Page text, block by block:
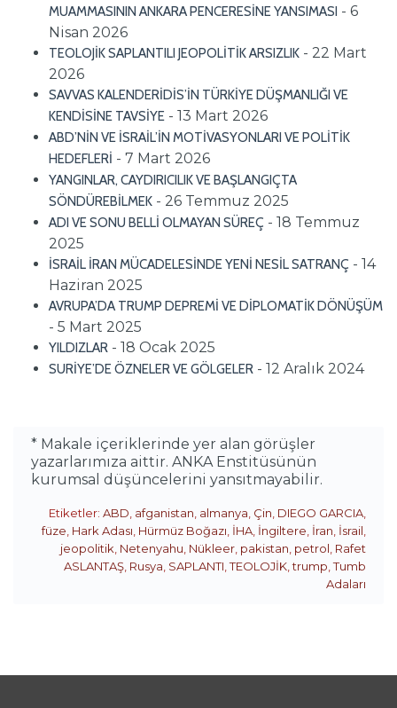
MUAMMASININ ANKARA PENCERESİNE YANSIMASI - 6
Nisan 2026
TEOLOJİK SAPLANTILI JEOPOLİTİK ARSIZLIK - 22 Mart
2026
SAVVAS KALENDERİDİS’İN TÜRKİYE DÜŞMANLIĞI VE
KENDİSİNE TAVSİYE - 13 Mart 2026
ABD’NİN VE İSRAİL’İN MOTİVASYONLARI VE POLİTİK
HEDEFLERİ - 7 Mart 2026
YANGINLAR, CAYDIRICILIK VE BAŞLANGIÇTA
SÖNDÜREBİLMEK - 26 Temmuz 2025
ADI VE SONU BELLİ OLMAYAN SÜREÇ - 18 Temmuz
2025
İSRAİL İRAN MÜCADELESİNDE YENİ NESİL SATRANÇ - 14
Haziran 2025
AVRUPA’DA TRUMP DEPREMİ VE DİPLOMATİK DÖNÜŞÜM
- 5 Mart 2025
YILDIZLAR - 18 Ocak 2025
SURİYE’DE ÖZNELER VE GÖLGELER - 12 Aralık 2024
* Makale içeriklerinde yer alan görüşler
yazarlarımıza aittir. ANKA Enstitüsünün
kurumsal düşüncelerini yansıtmayabilir.
Etiketler: ABD, afganistan, almanya, Çin, DIEGO GARCIA,
füze, Hark Adası, Hürmüz Boğazı, İHA, İngiltere, İran, İsrail,
jeopolitik, Netenyahu, Nükleer, pakistan, petrol, Rafet
ASLANTAŞ, Rusya, SAPLANTI,TEOLOJİK,trump,Tumb
Adaları